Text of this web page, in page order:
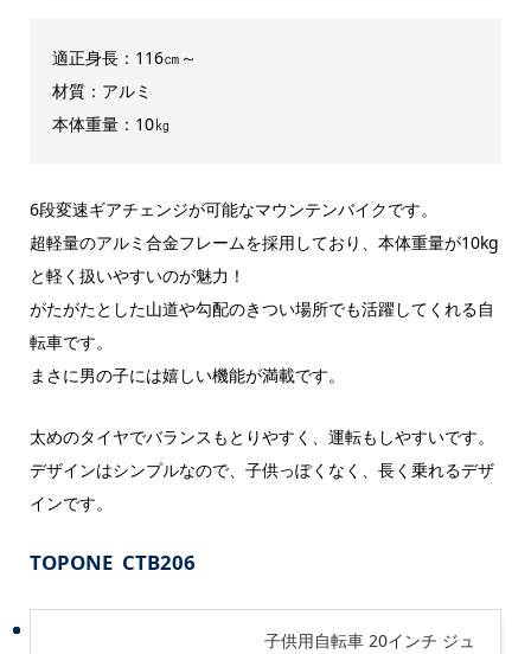
適正身長：116㎝～
材質：アルミ
本体重量：10㎏
6段変速ギアチェンジが可能なマウンテンバイクです。
超軽量のアルミ合金フレームを採用しており、本体重量が10kg
と軽く扱いやすいのが魅力！
がたがたとした山道や勾配のきつい場所でも活躍してくれる自
転車です。
まさに男の子には嬉しい機能が満載です。
太めのタイヤでバランスもとりやすく、運転もしやすいです。
デザインはシンプルなので、子供っぽくなく、長く乗れるデザ
インです。
TOPONE CTB206
子供用自転車 20インチ ジュ